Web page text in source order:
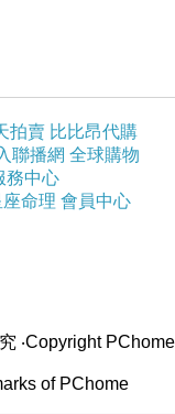
拍賣 比比昂代購
聯播網 全球購物
務中心
命理 會員中心
‧Copyright PChome
of PChome